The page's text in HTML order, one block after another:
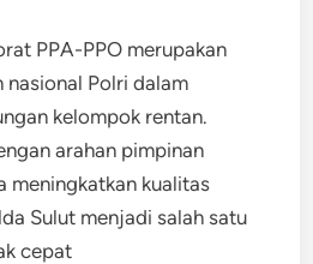
PPA-PPO merupakan
nasional Polri dalam
kelompok rentan.
arahan pimpinan
meningkatkan kualitas
Sulut menjadi salah satu
cepat